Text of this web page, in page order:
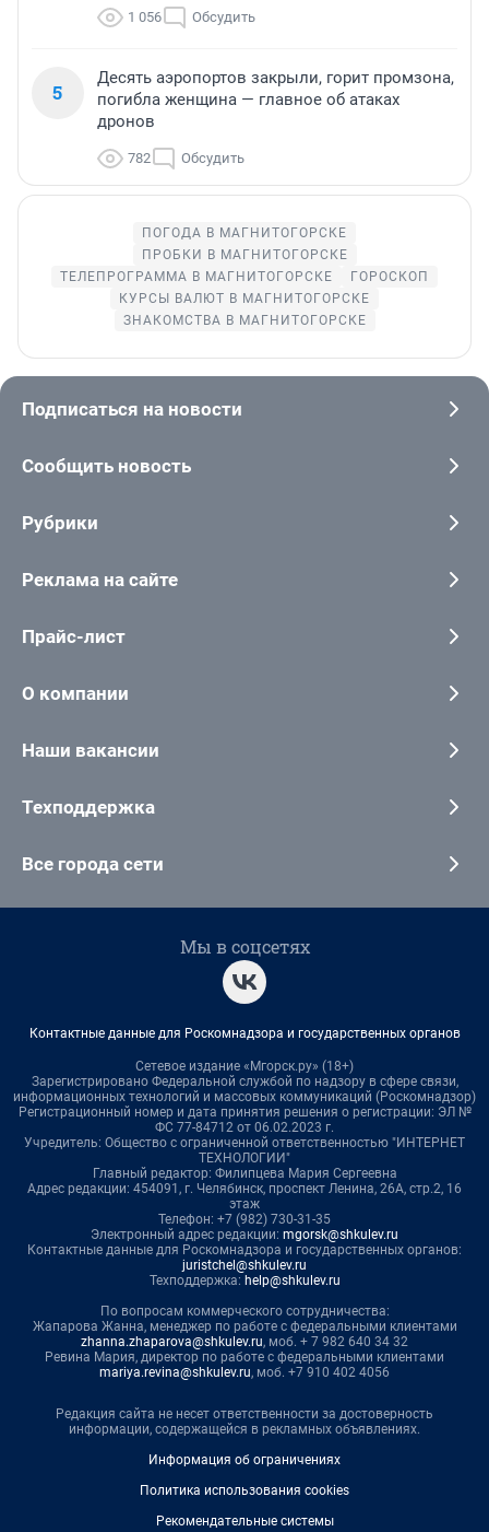
1 056 Обсудить
5
Десять аэропортов закрыли, горит промзона,
погибла женщина — главное об атаках
дронов
782 Обсудить
ПОГОДА В МАГНИТОГОРСКЕ
ПРОБКИ В МАГНИТОГОРСКЕ
ТЕЛЕПРОГРАММА В МАГНИТОГОРСКЕ
ГОРОСКОП
КУРСЫ ВАЛЮТ В МАГНИТОГОРСКЕ
ЗНАКОМСТВА В МАГНИТОГОРСКЕ
Подписаться на новости
Сообщить новость
Рубрики
Реклама на сайте
Прайс-лист
О компании
Наши вакансии
Техподдержка
Все города сети
Мы в соцсетях
Контактные данные для Роскомнадзора и государственных органов
Сетевое издание «Мгорск.ру» (18+)
Зарегистрировано Федеральной службой по надзору в сфере связи,
информационных технологий и массовых коммуникаций (Роскомнадзор)
Регистрационный номер и дата принятия решения о регистрации: ЭЛ №
ФС 77-84712 от 06.02.2023 г.
Учредитель: Общество с ограниченной ответственностью "ИНТЕРНЕТ
ТЕХНОЛОГИИ"
Главный редактор: Филипцева Мария Сергеевна
Адрес редакции: 454091, г. Челябинск, проспект Ленина, 26А, стр.2, 16
этаж
Телефон: +7 (982) 730-31-35
Электронный адрес редакции: mgorsk@shkulev.ru
Контактные данные для Роскомнадзора и государственных органов:
juristchel@shkulev.ru
Техподдержка: help@shkulev.ru
По вопросам коммерческого сотрудничества:
Жапарова Жанна, менеджер по работе с федеральными клиентами
zhanna.zhaparova@shkulev.ru, моб. + 7 982 640 34 32
Ревина Мария, директор по работе с федеральными клиентами
mariya.revina@shkulev.ru, моб. +7 910 402 4056
Редакция сайта не несет ответственности за достоверность
информации, содержащейся в рекламных объявлениях.
Информация об ограничениях
Политика использования cookies
Рекомендательные системы